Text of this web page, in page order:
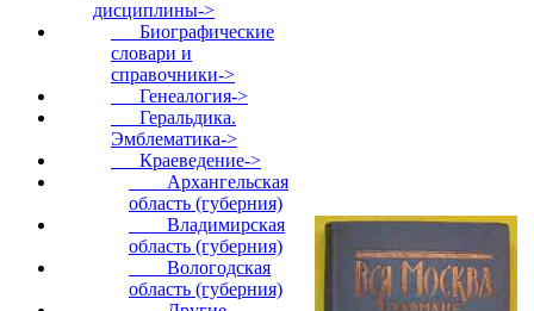
дисциплины->
Биографические
словари и
справочники->
Генеалогия->
Геральдика.
Эмблематика->
Краеведение->
Архангельская
область (губерния)
Владимирская
область (губерния)
Вологодская
область (губерния)